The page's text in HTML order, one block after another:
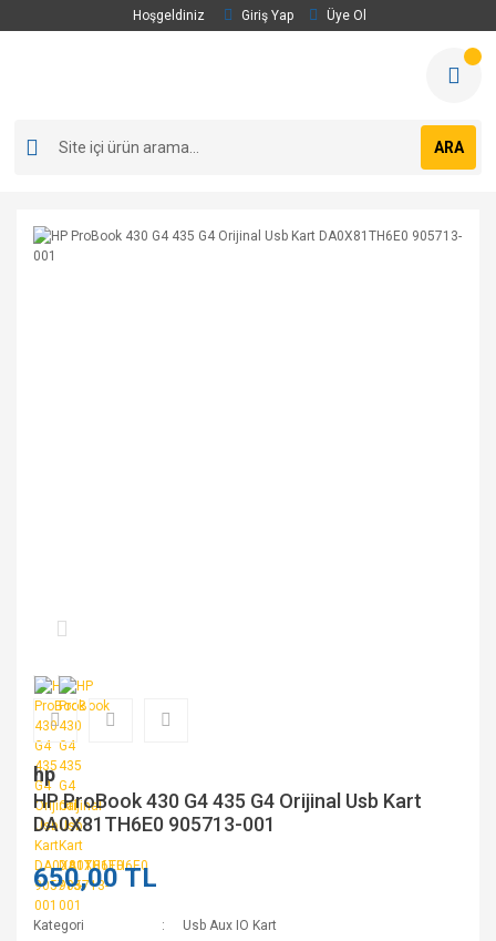
Hoşgeldiniz Giriş Yap Üye Ol
ARA
hp
HP ProBook 430 G4 435 G4 Orijinal Usb Kart
DA0X81TH6E0 905713-001
650,00 TL
Kategori
Usb Aux IO Kart